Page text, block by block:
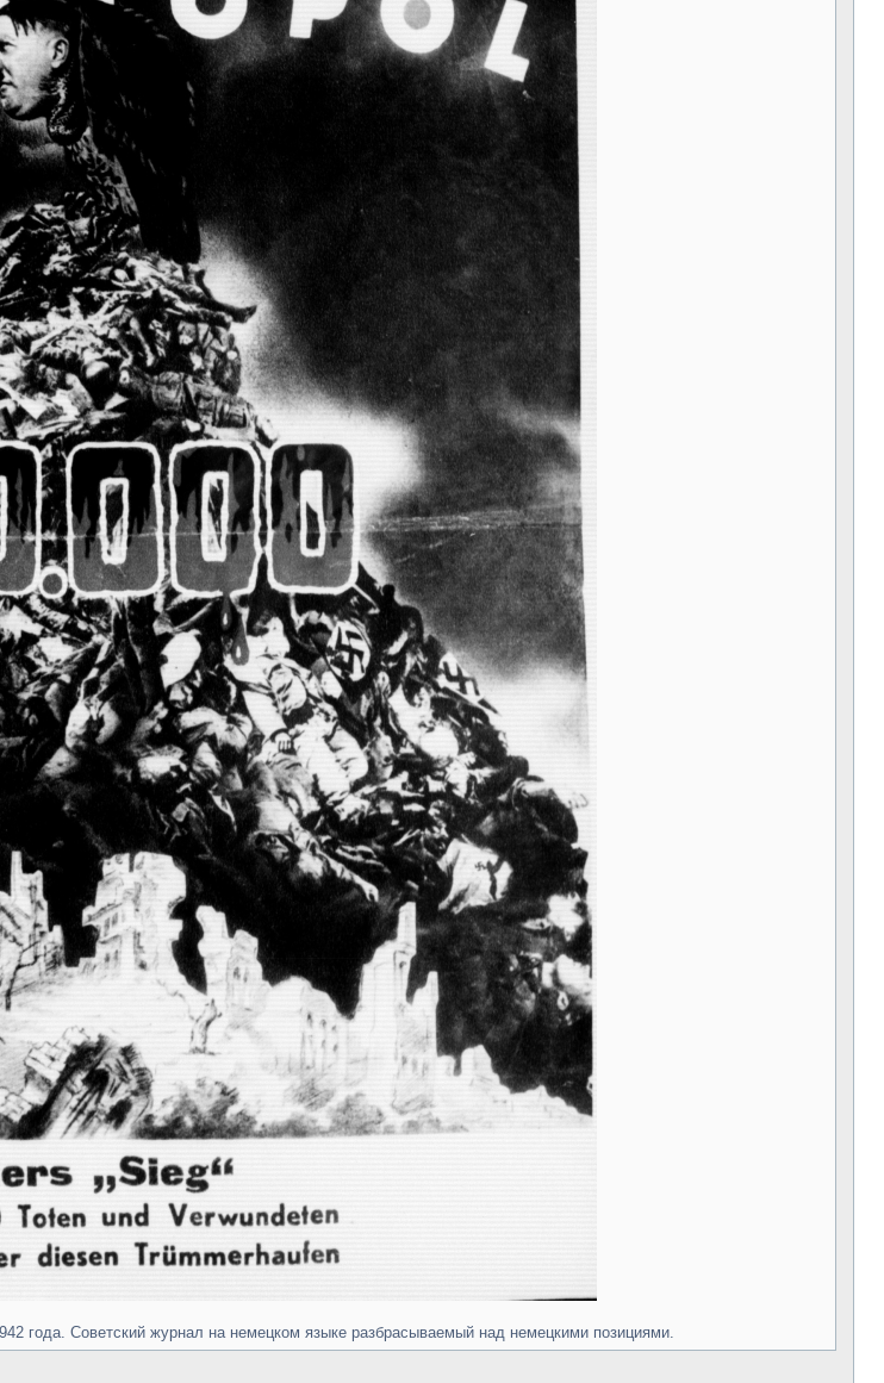
года. Советский журнал на немецком языке разбрасываемый над немецкими позициями.